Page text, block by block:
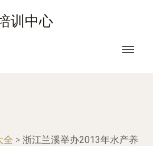
训中心
全 > 浙江兰溪举办2013年水产养